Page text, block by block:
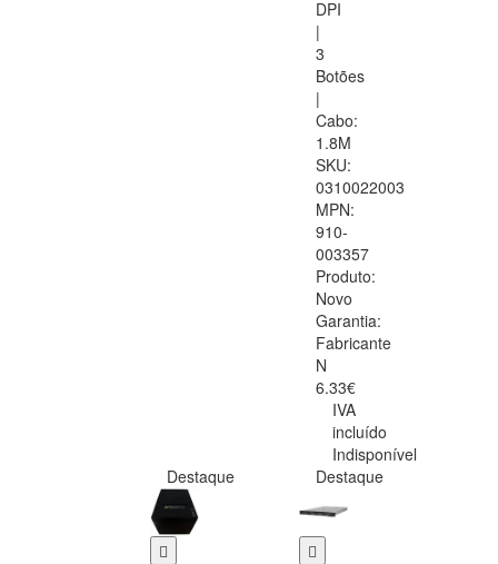
DPI
|
3
Botões
|
Cabo:
1.8M
SKU:
0310022003
MPN:
910-
003357
Produto:
Novo
Garantia:
Fabricante
N
6.33€
IVA
incluído
Indisponível
Destaque
Destaque